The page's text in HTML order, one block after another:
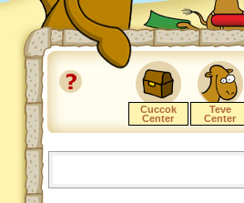
Cuccok
Center
Teve
Center